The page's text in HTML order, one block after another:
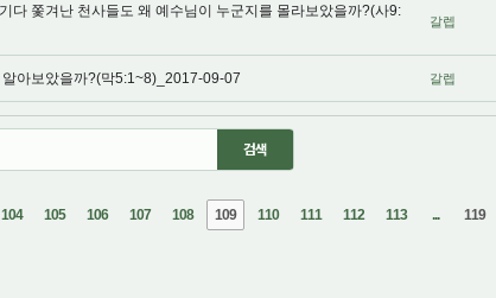
다 쫓겨난 천사들도 왜 예수님이 누군지를 몰라보았을까?(사9:
갈렙
아보았을까?(막5:1~8)_2017-09-07 갈렙
104 105 106 107 108 109 110 111 112 113 ... 119